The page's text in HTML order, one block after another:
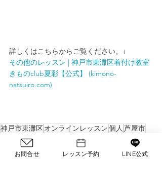
詳しくはこちらからご覧ください。↓
その他のレッスン | 神戸市東灘区着付け教室
きものclub夏彩【公式】 (kimono-
natsuiro.com)
神戸市東灘区オンラインレッスン個人 芦屋市
西宮市#他装レッスン
#マンツーマン着付けレッスン
#自装レッスン
お問合せ レッスン予約 LINE公式